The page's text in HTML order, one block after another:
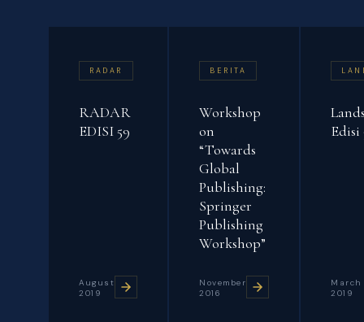
RADAR
RADAR
EDISI 59
August
2019
BERITA
Workshop
on
“Towards
Global
Publishing:
Springer
Publishing
Workshop”
November
2016
Edisi
March
2019